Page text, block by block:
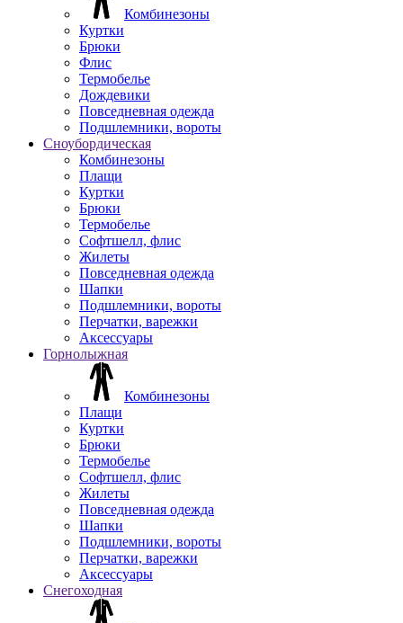
Комбинезоны
Куртки
Брюки
Флис
Термобелье
Дождевики
Повседневная одежда
Подшлемники, вороты
Сноубордическая
Комбинезоны
Плащи
Куртки
Брюки
Термобелье
Софтшелл, флис
Жилеты
Повседневная одежда
Шапки
Подшлемники, вороты
Перчатки, варежки
Аксессуары
Горнолыжная
Комбинезоны
Плащи
Куртки
Брюки
Термобелье
Софтшелл, флис
Жилеты
Повседневная одежда
Шапки
Подшлемники, вороты
Перчатки, варежки
Аксессуары
Снегоходная